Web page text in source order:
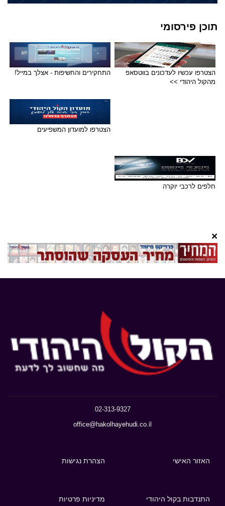
תוכן פירסומי
הצטרפו עכשיו לעדכונים בווטסאפ
מהקול היהודי >>
התחקירים והחשיפות - אצלך במייל!
הצטרפו למועדון המשפיעים
חלפים לרכבי יוקרה
×
02-313-9327
office@hakolhayehudi.co.il
האזור האישי הצהרת נגישות
התנדבות בקול היהודי מדיניות פרטיות